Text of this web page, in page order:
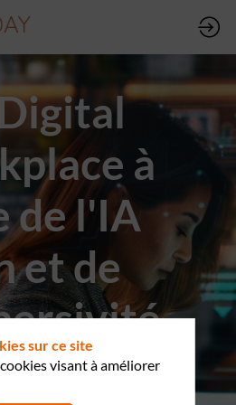
à
de l'IA
et de
sur ce site
visant à améliorer